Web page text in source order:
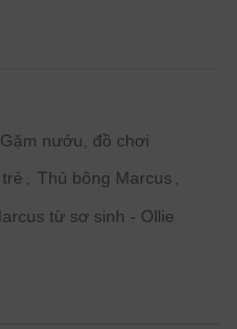
Gặm nướu, đồ chơi
, Thú bông Marcus ,
từ sơ sinh - Ollie